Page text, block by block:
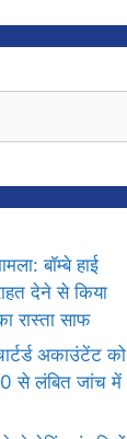
बॉम्बे हाई
देने से किया
रास्ता साफ
अकाउंटेंट को
से लंबित जांच में